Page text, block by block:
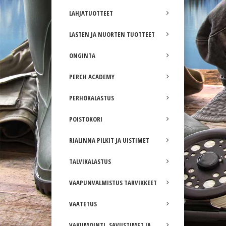
LAHJATUOTTEET
LASTEN JA NUORTEN TUOTTEET
ONGINTA
PERCH ACADEMY
PERHOKALASTUS
POISTOKORI
RIALINNA PILKIT JA UISTIMET
TALVIKALASTUS
VAAPUNVALMISTUS TARVIKKEET
VAATETUS